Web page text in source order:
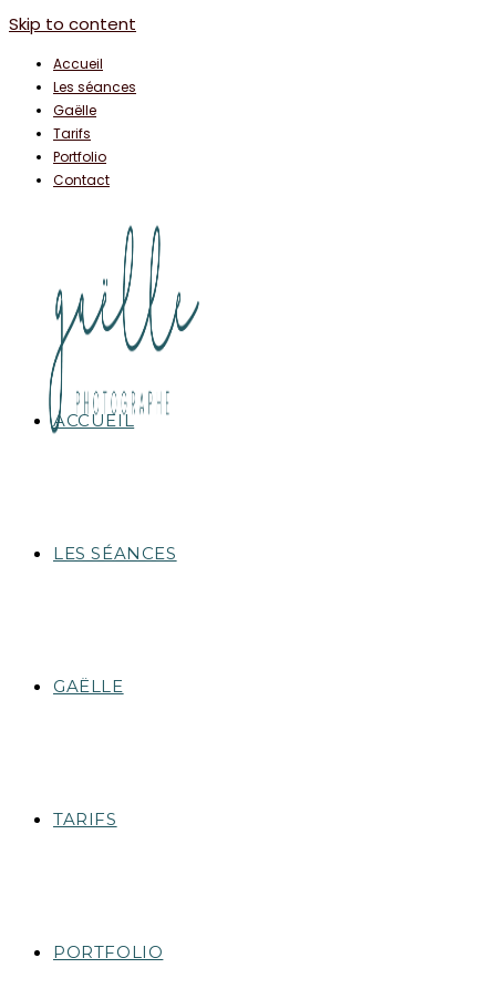
Skip to content
Accueil
Les séances
Gaëlle
Tarifs
Portfolio
Contact
ACCUEIL
LES SÉANCES
GAËLLE
TARIFS
PORTFOLIO